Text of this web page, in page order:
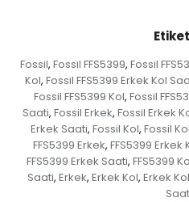
Fossil, Fossil FFS5399, Fossil
Kol, Fossil FFS5399 Erkek Kol
Fossil FFS5399 Kol, Fossil
Saati, Fossil Erkek, Fossil Erkek
Erkek Saati, Fossil Kol, Fossil
FFS5399 Erkek, FFS5399 Erkek
FFS5399 Erkek Saati, FFS5399
Saati, Erkek, Erkek Kol, Erkek